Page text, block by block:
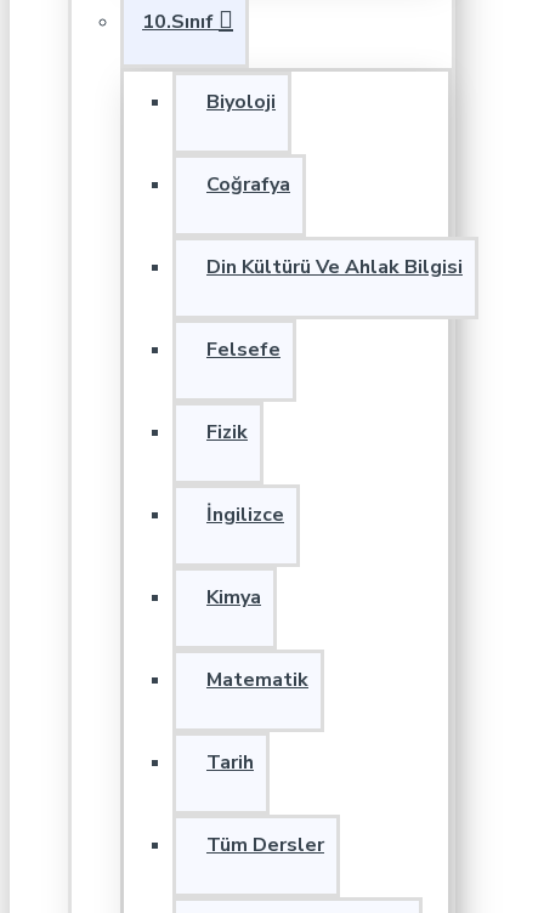
10.Sınıf
Biyoloji
Coğrafya
Din Kültürü Ve Ahlak Bilgisi
Felsefe
Fizik
İngilizce
Kimya
Matematik
Tarih
Tüm Dersler